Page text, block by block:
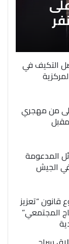
التكيف في
من مهجري
المدعومة
الجيش
“تعزيز
المجتمعي”